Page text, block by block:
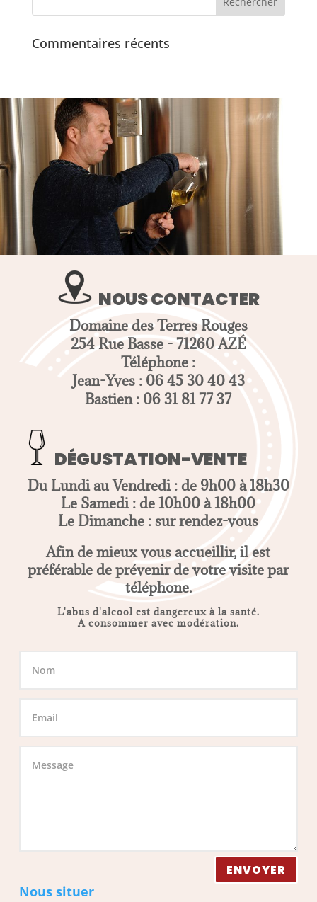
Commentaires récents
NOUS CONTACTER
Domaine des Terres Rouges
254 Rue Basse - 71260 AZÉ
Téléphone :
Jean-Yves : 06 45 30 40 43
Bastien : 06 31 81 77 37
DÉGUSTATION-VENTE
Du Lundi au Vendredi : de 9h00 à 18h30
Le Samedi : de 10h00 à 18h00
Le Dimanche : sur rendez-vous
Afin de mieux vous accueillir, il est
préférable de prévenir de votre visite par
téléphone.
L'abus d'alcool est dangereux à la santé.
A consommer avec modération.
ENVOYER
Nous situer